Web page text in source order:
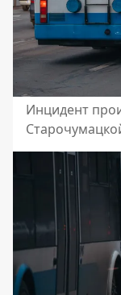
Инцидент